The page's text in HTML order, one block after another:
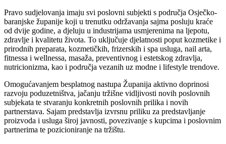
Pravo sudjelovanja imaju svi poslovni subjekti s područja Osječko-
baranjske županije koji u trenutku održavanja sajma posluju kraće
od dvije godine, a djeluju u industrijama usmjerenima na ljepotu,
zdravlje i kvalitetu života. To uključuje djelatnosti poput kozmetike i
prirodnih preparata, kozmetičkih, frizerskih i spa usluga, nail arta,
fitnessa i wellnessa, masaža, preventivnog i estetskog zdravlja,
nutricionizma, kao i područja vezanih uz modne i lifestyle trendove.
Omogućavanjem besplatnog nastupa Županija aktivno doprinosi
razvoju poduzetništva, jačanju tržišne vidljivosti novih poslovnih
subjekata te stvaranju konkretnih poslovnih prilika i novih
partnerstava. Sajam predstavlja izvrsnu priliku za predstavljanje
proizvoda i usluga široj javnosti, povezivanje s kupcima i poslovnim
partnerima te pozicioniranje na tržištu.